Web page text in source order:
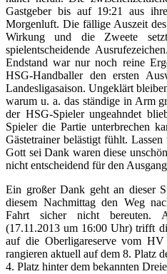
Gastgeber bis auf 19:21 aus
Morgenluft. Die fällige Auszeit
Wirkung und die Zweete
spielentscheidende
Endstand war nur noch reine
HSG-Handballer den ersten
Landesligasaison. Ungeklärt
warum u. a. das ständige in Arm
der HSG-Spieler ungeahndet
Spieler die Partie unterbrechen
Gästetrainer belästigt fühlt.
Gott sei Dank waren diese
nicht entscheidend für den
Ein großer Dank geht an dieser
diesem Nachmittag den Weg
Fahrt sicher nicht bereuten.
(17.11.2013 um 16:00 Uhr) trifft
auf die Oberligareserve vom
rangieren aktuell auf dem 8. Platz
4. Platz hinter dem bekannten